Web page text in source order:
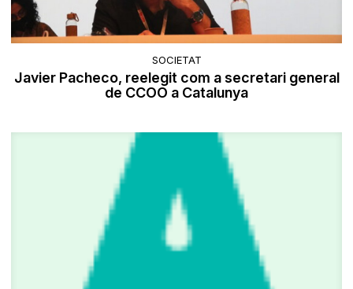
SOCIETAT
Javier Pacheco, reelegit com a secretari general
de CCOO a Catalunya